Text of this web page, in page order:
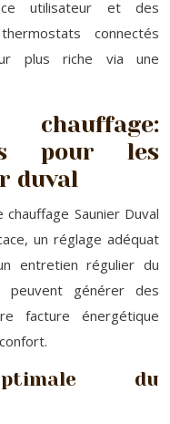
utilisateur et des
connectés
plus riche via une
pour les
duval
Saunier Duval
un réglage adéquat
entretien régulier du
peuvent générer des
facture énergétique
du